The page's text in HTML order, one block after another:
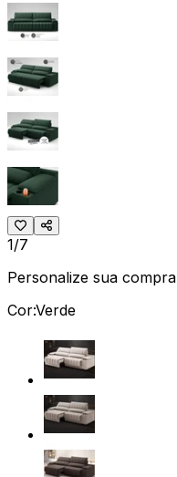
1/7
Personalize sua compra
Cor:Verde